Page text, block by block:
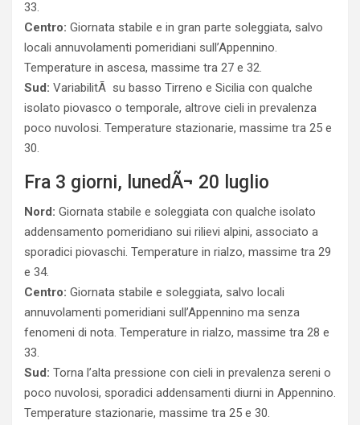
33.
Centro: Giornata stabile e in gran parte soleggiata, salvo
locali annuvolamenti pomeridiani sull’Appennino.
Temperature in ascesa, massime tra 27 e 32.
Sud: VariabilitÃ su basso Tirreno e Sicilia con qualche
isolato piovasco o temporale, altrove cieli in prevalenza
poco nuvolosi. Temperature stazionarie, massime tra 25 e
30.
Fra 3 giorni, lunedÃ¬ 20 luglio
Nord: Giornata stabile e soleggiata con qualche isolato
addensamento pomeridiano sui rilievi alpini, associato a
sporadici piovaschi. Temperature in rialzo, massime tra 29
e 34.
Centro: Giornata stabile e soleggiata, salvo locali
annuvolamenti pomeridiani sull’Appennino ma senza
fenomeni di nota. Temperature in rialzo, massime tra 28 e
33.
Sud: Torna l’alta pressione con cieli in prevalenza sereni o
poco nuvolosi, sporadici addensamenti diurni in Appennino.
Temperature stazionarie, massime tra 25 e 30.